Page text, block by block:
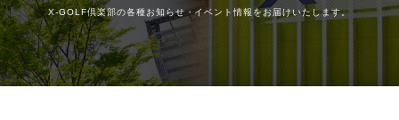
X-GOLF倶楽部の各種お知らせ・イベント情報をお届けいたします。